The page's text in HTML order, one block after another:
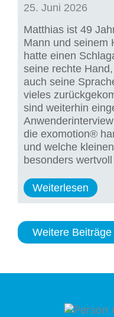
25. Juni 2026
Matthias ist 49
Mann und seinem
hatte einen
seine rechte
auch seine
vieles
sind weiterhin
die exomotion®
und welche
besonders
Weiterlesen
Weitere Beiträge